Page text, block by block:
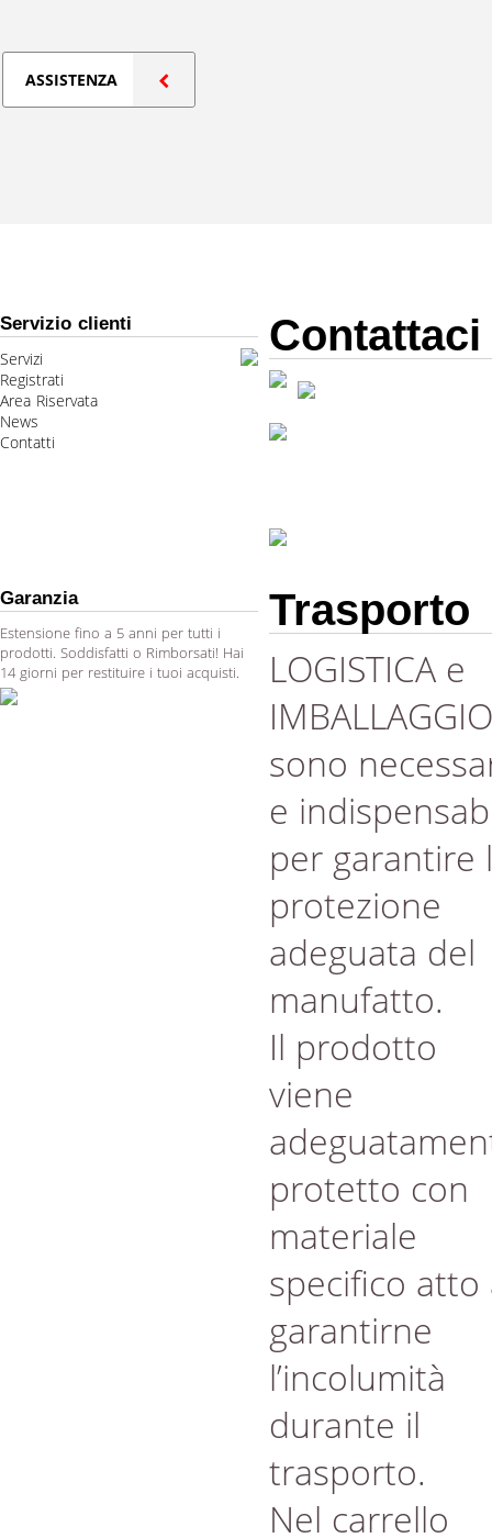
ASSISTENZA
Servizio clienti
Servizi
Registrati
Area Riservata
News
Contatti
Contattaci
Garanzia
Estensione fino a 5 anni per tutti i
prodotti. Soddisfatti o Rimborsati! Hai
14 giorni per restituire i tuoi acquisti.
Trasporto
LOGISTICA e
IMBALLAGGIO
sono
e
per garantire
protezione
adeguata del
manufatto.
Il prodotto
viene
protetto con
materiale
specifico atto
garantirne
l’incolumità
durante il
trasporto.
Nel carrello